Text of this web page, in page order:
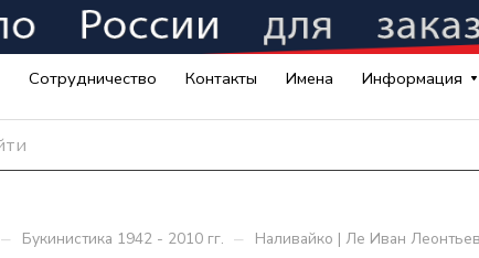
Сотрудничество Контакты Имена Информация
– Букинистика 1942 - 2010 гг. – Наливайко | Ле Иван